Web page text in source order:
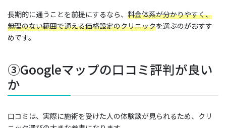
長期的に通うことを前提にするなら、 料金体系が分かりやすく、
無理のない範囲で通える価格設定のクリニックを選ぶのがおすす
めです。
③Googleマップの口コミ評判が良い
か
口コミは、実際に施術を受けた人の体験談が見られるため、クリ